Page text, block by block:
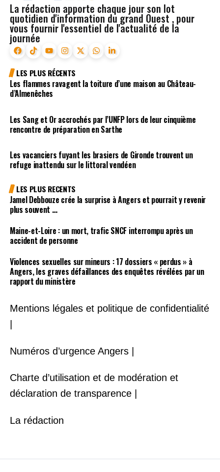
La rédaction apporte chaque jour son lot
quotidien d'information du grand Ouest , pour
vous fournir l'essentiel de l'actualité de la
journée
LES PLUS RÉCENTS
Les flammes ravagent la toiture d’une maison au Château-
d’Almenêches
Les Sang et Or accrochés par l’UNFP lors de leur cinquième
rencontre de préparation en Sarthe
Les vacanciers fuyant les brasiers de Gironde trouvent un
refuge inattendu sur le littoral vendéen
LES PLUS RECENTS
Jamel Debbouze crée la surprise à Angers et pourrait y revenir
plus souvent …
Maine-et-Loire : un mort, trafic SNCF interrompu après un
accident de personne
Violences sexuelles sur mineurs : 17 dossiers « perdus » à
Angers, les graves défaillances des enquêtes révélées par un
rapport du ministère
Mentions légales et politique de confidentialité
Numéros d’urgence Angers |
Charte d’utilisation et de modération et
déclaration de transparence |
La rédaction